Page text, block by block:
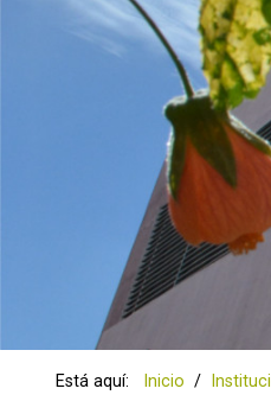
Institucional
+54 02284 670320
Guaraní
Teléfonos
Guía de trámites
Está aquí: Inicio